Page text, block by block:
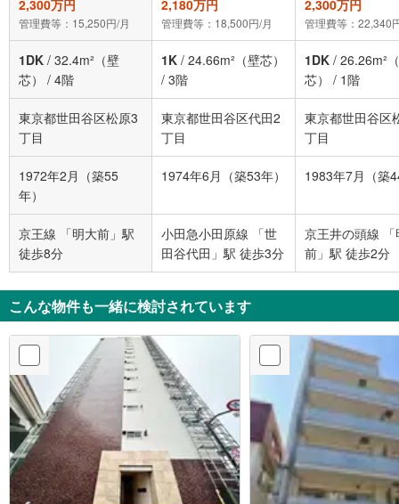
2,300万円
管理費等：15,250円/月
2,180万円
管理費等：18,500円/月
2,300万円
管理費等：22,340
1DK / 32.4m²（壁
芯）
/ 4階
1K / 24.66m²（壁芯）
/ 3階
1DK / 26.26m²
芯）
/ 1階
東京都世田谷区松原3
丁目
東京都世田谷区代田2
丁目
東京都世田谷区
丁目
1972年2月（築55
年）
1974年6月（築53年） 1983年7月（築
京王線 「明大前」駅
徒歩8分
小田急小田原線 「世
田谷代田」駅 徒歩3分
京王井の頭線 「
前」駅 徒歩2分
こんな物件も一緒に検討されています